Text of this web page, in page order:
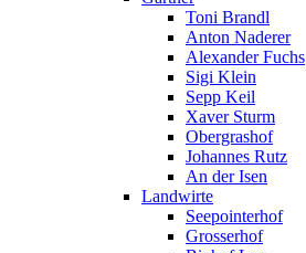
Toni Brandl
Anton Naderer
Alexander Fuchs
Sigi Klein
Sepp Keil
Xaver Sturm
Obergrashof
Johannes Rutz
An der Isen
Landwirte
Seepointerhof
Grosserhof